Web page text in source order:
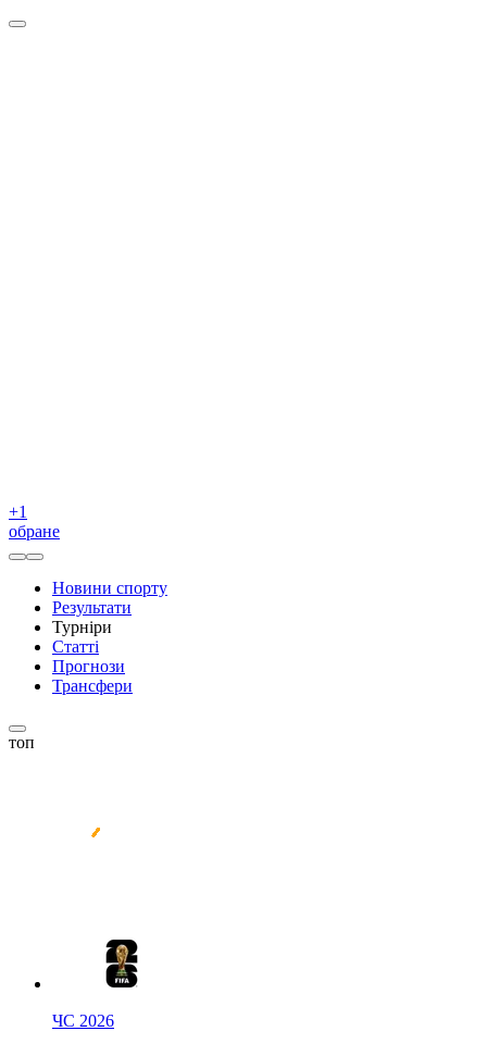
+1
обране
Новини спорту
Результати
Турніри
Статті
Прогнози
Трансфери
топ
ЧС 2026